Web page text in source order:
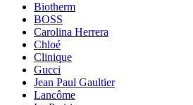
Biotherm
BOSS
Carolina Herrera
Chloé
Clinique
Gucci
Jean Paul Gaultier
Lancôme